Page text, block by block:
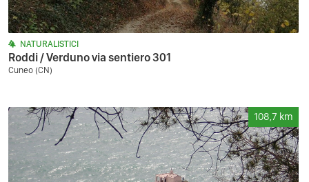
NATURALISTICI
Roddi / Verduno via sentiero 301
Cuneo (CN)
108,7 km